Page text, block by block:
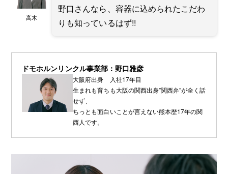
高木
野口さんなら、容器に込められたこだわ
りも知っているはず!!
ドモホルンリンクル事業部：野口雅彦
大阪府出身 入社17年目
生まれも育ちも大阪の関西出身”関西弁”が全く話
せず、
ちっとも面白いことが言えない熊本歴17年の関
西人です。